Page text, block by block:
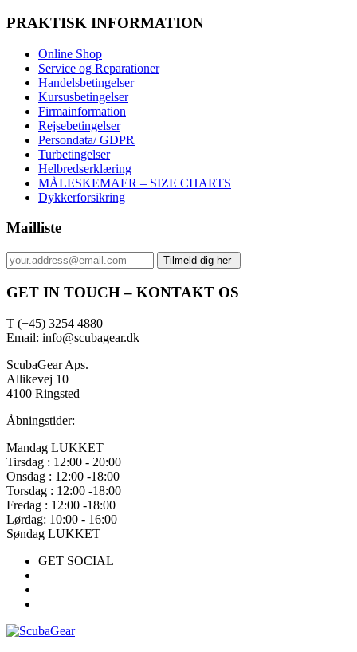
PRAKTISK INFORMATION
Online Shop
Service og Reparationer
Handelsbetingelser
Kursusbetingelser
Firmainformation
Rejsebetingelser
Persondata/ GDPR
Turbetingelser
Helbredserklæring
MÅLESKEMAER – SIZE CHARTS
Dykkerforsikring
Mailliste
GET IN TOUCH – KONTAKT OS
T (+45) 3254 4880
Email: info@scubagear.dk
ScubaGear Aps.
Allikevej 10
4100 Ringsted
Åbningstider:
Mandag LUKKET
Tirsdag : 12:00 - 20:00
Onsdag : 12:00 -18:00
Torsdag : 12:00 -18:00
Fredag : 12:00 -18:00
Lørdag: 10:00 - 16:00
Søndag LUKKET
GET SOCIAL